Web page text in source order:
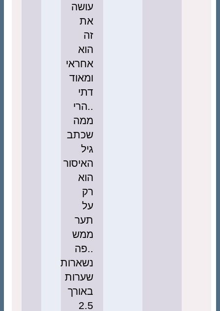
עושה
את
זה
הוא
אחראי
ומאוד
דתי
..הרי
ממה
שכתב
גיל
האיסור
הוא
רק
על
תער
ממש
..פה
נשארות
שערות
באורך
2.5